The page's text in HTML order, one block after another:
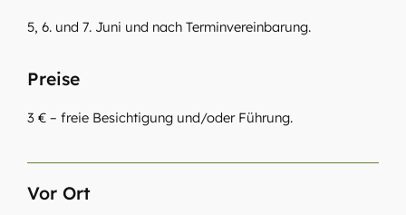
5, 6. und 7. Juni und nach Terminvereinbarung.
Preise
3 € – freie Besichtigung und/oder Führung.
Vor Ort